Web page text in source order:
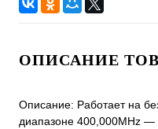
ОПИСАНИЕ
Описание: Работает на
диапазоне 400,000MHz